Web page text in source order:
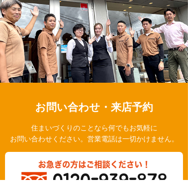
お問い合わせ・来店予約
住まいづくりのことなら何でもお気軽に
お問い合わせください。営業電話は一切かけません。
お急ぎの方はご相談ください！
0120-939-878